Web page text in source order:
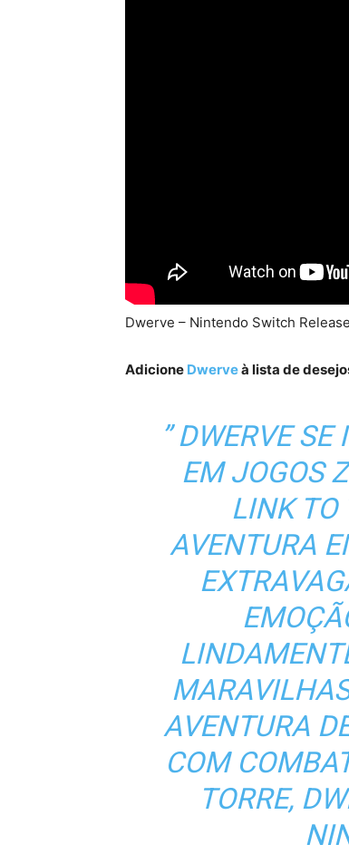
Dwerve – Nintendo Switch
Adicione Dwerveà lista de
”DWERVESE
EM JOGOS
LINK TO
AVENTURA
AVENTURA
COM
TORRE,